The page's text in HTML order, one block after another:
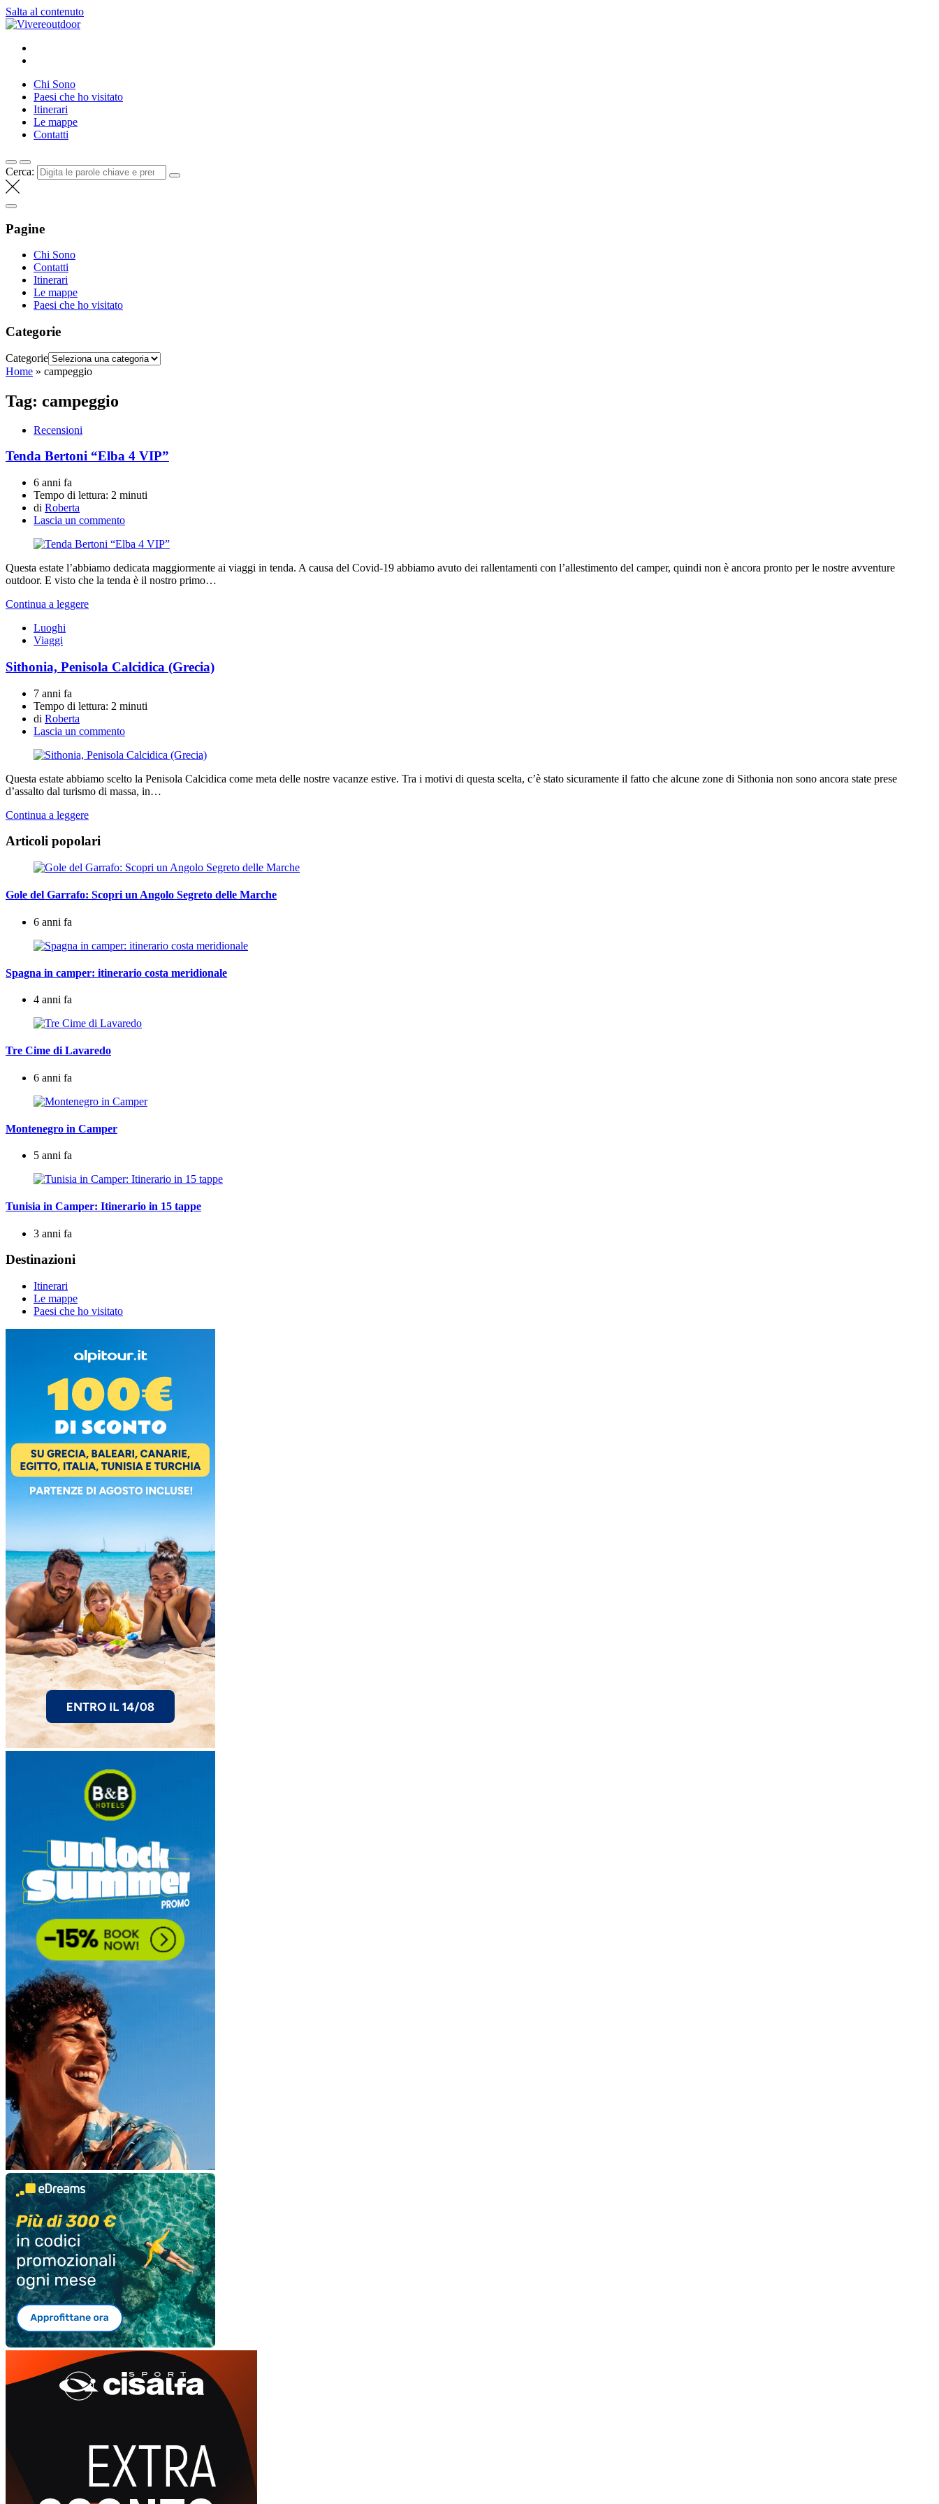
Salta al contenuto
Vivereoutdoor
Make every day an adventure
Chi Sono
Paesi che ho visitato
Itinerari
Le mappe
Contatti
Cerca:
Pagine
Chi Sono
Contatti
Itinerari
Le mappe
Paesi che ho visitato
Categorie
Categorie
Home » campeggio
Tag: campeggio
Recensioni
Tenda Bertoni “Elba 4 VIP”
6 anni fa
Tempo di lettura: 2 minuti
di Roberta
Lascia un commento
Questa estate l’abbiamo dedicata maggiormente ai viaggi in tenda. A causa del Covid-19 abbiamo avuto dei rallentamenti con l’allestimento del camper, quindi non è ancora pronto per le nostre avventure
outdoor. E visto che la tenda è il nostro primo…
Continua a leggere
Luoghi
Viaggi
Sithonia, Penisola Calcidica (Grecia)
7 anni fa
Tempo di lettura: 2 minuti
di Roberta
Lascia un commento
Questa estate abbiamo scelto la Penisola Calcidica come meta delle nostre vacanze estive. Tra i motivi di questa scelta, c’è stato sicuramente il fatto che alcune zone di Sithonia non sono ancora state prese
d’assalto dal turismo di massa, in…
Continua a leggere
Articoli popolari
Gole del Garrafo: Scopri un Angolo Segreto delle Marche
6 anni fa
Spagna in camper: itinerario costa meridionale
4 anni fa
Tre Cime di Lavaredo
6 anni fa
Montenegro in Camper
5 anni fa
Tunisia in Camper: Itinerario in 15 tappe
3 anni fa
Destinazioni
Itinerari
Le mappe
Paesi che ho visitato